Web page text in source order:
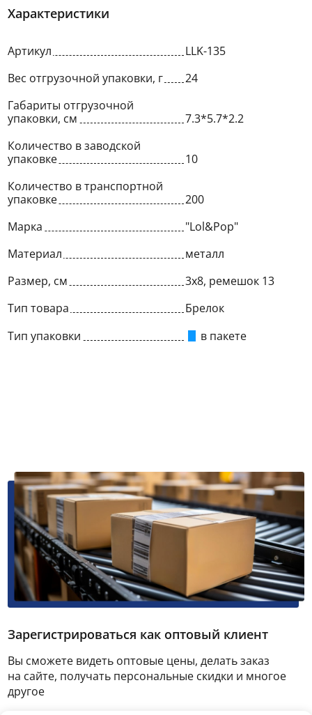
Характеристики
Артикул
LLK-135
Вес отгрузочной упаковки, г
24
Габариты отгрузочной
упаковки, см
7.3*5.7*2.2
Количество в заводской
упаковке
10
Количество в транспортной
упаковке
200
Марка
"Lol&Pop"
Материал
металл
Размер, см
3х8, ремешок 13
Тип товара
Брелок
Тип упаковки
в пакете
Зарегистрироваться как оптовый клиент
Вы сможете видеть оптовые цены, делать заказ
на сайте, получать персональные скидки и многое
другое